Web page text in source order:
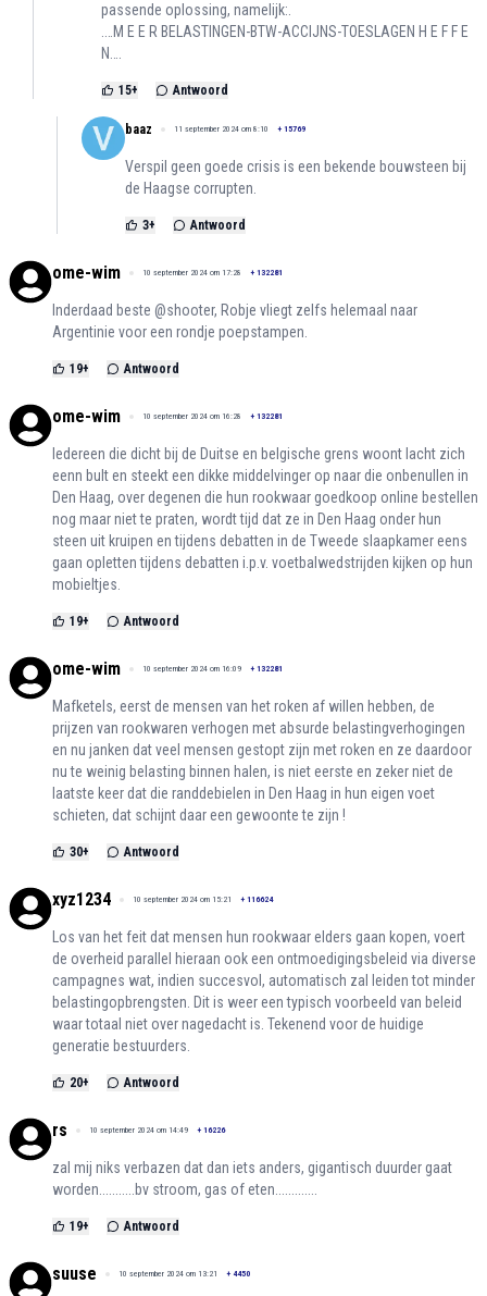
passende oplossing, namelijk:.
.…M E E R BELASTINGEN-BTW-ACCIJNS-TOESLAGEN H E F F E
N….
15+ Antwoord
baaz 11 september 2024 om 8:10 + 15769
Verspil geen goede crisis is een bekende bouwsteen bij
de Haagse corrupten.
3+ Antwoord
ome-wim 10 september 2024 om 17:28 + 132281
Inderdaad beste @shooter, Robje vliegt zelfs helemaal naar
Argentinie voor een rondje poepstampen.
19+ Antwoord
ome-wim 10 september 2024 om 16:28 + 132281
Iedereen die dicht bij de Duitse en belgische grens woont lacht zich
eenn bult en steekt een dikke middelvinger op naar die onbenullen in
Den Haag, over degenen die hun rookwaar goedkoop online bestellen
nog maar niet te praten, wordt tijd dat ze in Den Haag onder hun
steen uit kruipen en tijdens debatten in de Tweede slaapkamer eens
gaan opletten tijdens debatten i.p.v. voetbalwedstrijden kijken op hun
mobieltjes.
19+ Antwoord
ome-wim 10 september 2024 om 16:09 + 132281
Mafketels, eerst de mensen van het roken af willen hebben, de
prijzen van rookwaren verhogen met absurde belastingverhogingen
en nu janken dat veel mensen gestopt zijn met roken en ze daardoor
nu te weinig belasting binnen halen, is niet eerste en zeker niet de
laatste keer dat die randdebielen in Den Haag in hun eigen voet
schieten, dat schijnt daar een gewoonte te zijn !
30+ Antwoord
xyz1234 10 september 2024 om 15:21 + 116624
Los van het feit dat mensen hun rookwaar elders gaan kopen, voert
de overheid parallel hieraan ook een ontmoedigingsbeleid via diverse
campagnes wat, indien succesvol, automatisch zal leiden tot minder
belastingopbrengsten. Dit is weer een typisch voorbeeld van beleid
waar totaal niet over nagedacht is. Tekenend voor de huidige
generatie bestuurders.
20+ Antwoord
rs 10 september 2024 om 14:49 + 16226
zal mij niks verbazen dat dan iets anders, gigantisch duurder gaat
worden...........bv stroom, gas of eten.............
19+ Antwoord
suuse 10 september 2024 om 13:21 + 4450